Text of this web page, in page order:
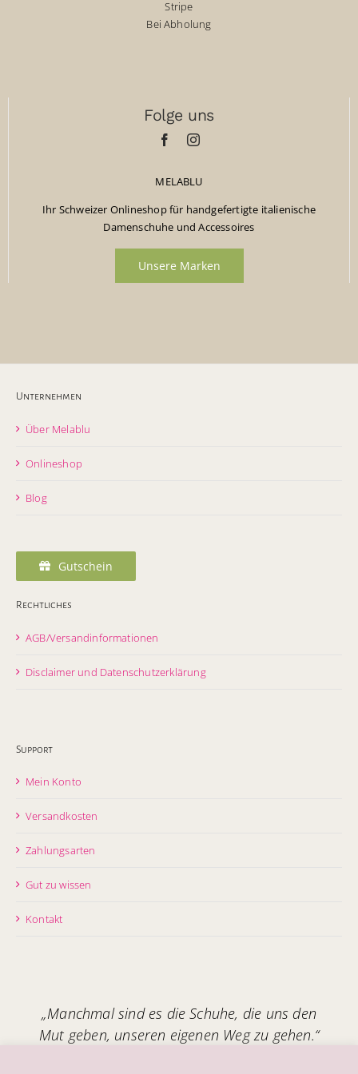
Stripe
Bei Abholung
Folge uns
MELABLU
Ihr Schweizer Onlineshop für handgefertigte italienische
Damenschuhe und Accessoires
Unsere Marken
Unternehmen
Über Melablu
Onlineshop
Blog
Gutschein
Rechtliches
AGB/Versandinformationen
Disclaimer und Datenschutzerklärung
Support
Mein Konto
Versandkosten
Zahlungsarten
Gut zu wissen
Kontakt
„Manchmal sind es die Schuhe, die uns den
Mut geben, unseren eigenen Weg zu gehen.“